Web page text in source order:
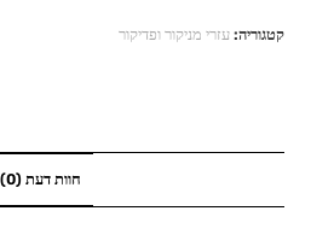
לאומברה
קטגוריה:עזרי מניקור ופדיקור
חוות דעת (0)